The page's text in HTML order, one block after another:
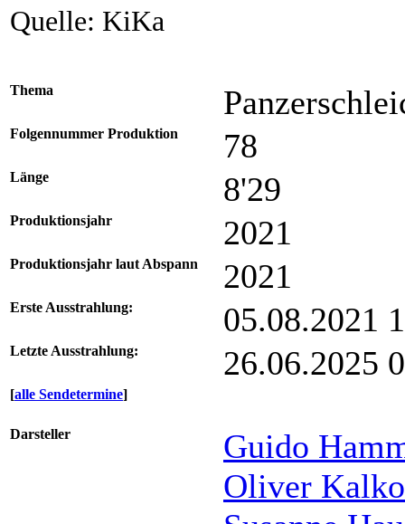
Quelle: KiKa
Thema
Folgennummer Produktion 78
Länge 8'29
Produktionsjahr 2021
Produktionsjahr laut Abspann 2021
Erste Ausstrahlung: 05.08.2021
Letzte Ausstrahlung: 26.06.2025
[alle Sendetermine]
Darsteller
Guido
Oliver